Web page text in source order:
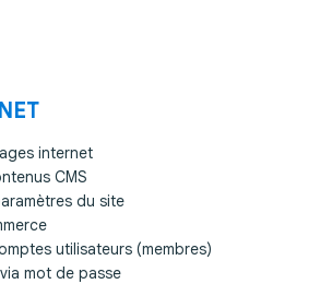
internet
CMS
du site
utilisateurs (membres)
mot de passe